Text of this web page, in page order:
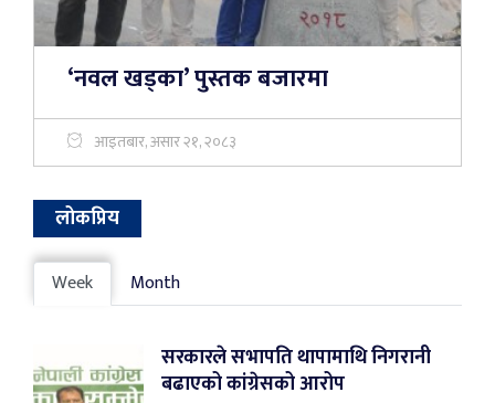
‘नवल खड्का’ पुस्तक बजारमा
आइतबार, असार २१, २०८३
लोकप्रिय
Week Month
सरकारले सभापति थापामाथि निगरानी
बढाएको कांग्रेसको आरोप